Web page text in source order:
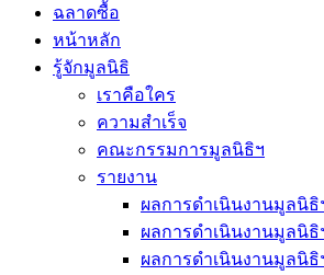
ฉลาดซื้อ
หน้าหลัก
รู้จักมูลนิธิ
เราคือใคร
ความสำเร็จ
คณะกรรมการมูลนิธิฯ
รายงาน
ผลการดำเนินงานมูลนิธิ
ผลการดำเนินงานมูลนิธิ
ผลการดำเนินงานมูลนิธิ